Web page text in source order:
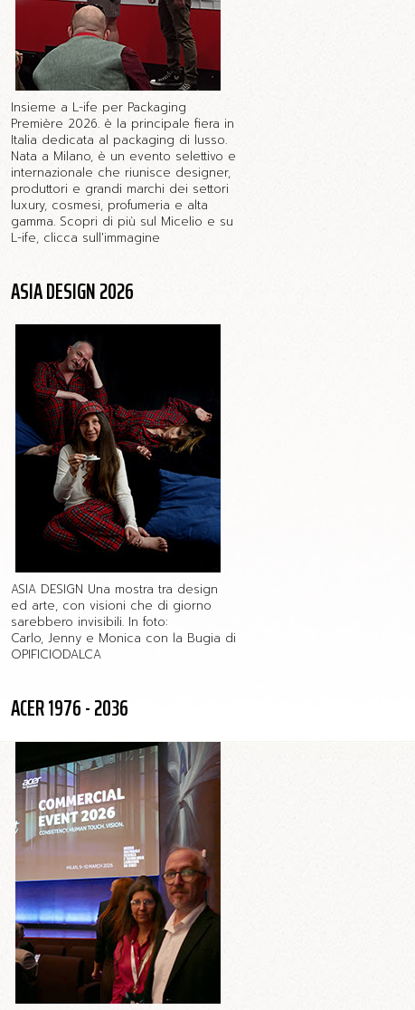
Insieme a L-ife per Packaging
Première 2026. è la principale fiera in
Italia dedicata al packaging di lusso.
Nata a Milano, è un evento selettivo e
internazionale che riunisce designer,
produttori e grandi marchi dei settori
luxury, cosmesi, profumeria e alta
gamma. Scopri di più sul Micelio e su
L-ife, clicca sull'immagine
ASIA DESIGN 2026
ASIA DESIGN Una mostra tra design
ed arte, con visioni che di giorno
sarebbero invisibili. In foto:
Carlo, Jenny e Monica con la Bugia di
OPIFICIODALCA
ACER 1976 - 2036